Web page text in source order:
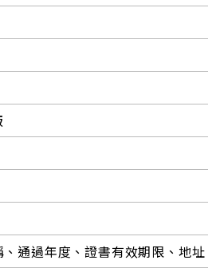
通過年度、證書有效期限、地